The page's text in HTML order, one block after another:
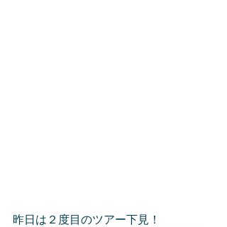
昨日は２度目のツアー下見！